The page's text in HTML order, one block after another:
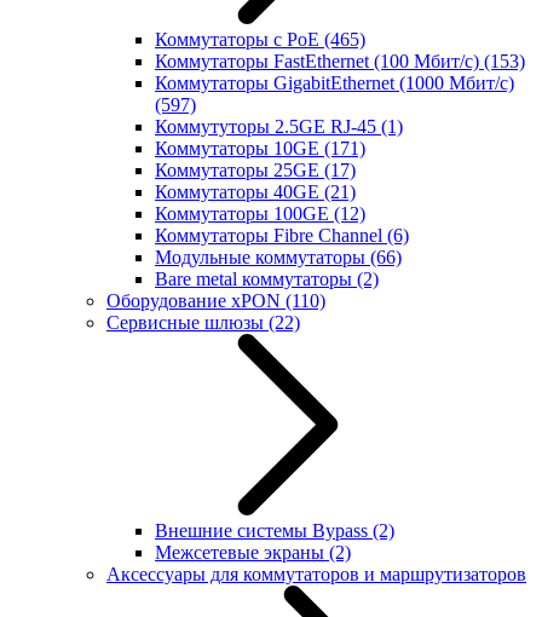
Коммутаторы с PoE (465)
Коммутаторы FastEthernet (100 Мбит/с) (153)
Коммутаторы GigabitEthernet (1000 Мбит/с)
(597)
Коммутуторы 2.5GE RJ-45 (1)
Коммутаторы 10GE (171)
Коммутаторы 25GE (17)
Коммутаторы 40GE (21)
Коммутаторы 100GE (12)
Коммутаторы Fibre Channel (6)
Модульные коммутаторы (66)
Bare metal коммутаторы (2)
Оборудование xPON (110)
Сервисные шлюзы (22)
Внешние системы Bypass (2)
Межсетевые экраны (2)
Аксессуары для коммутаторов и маршрутизаторов